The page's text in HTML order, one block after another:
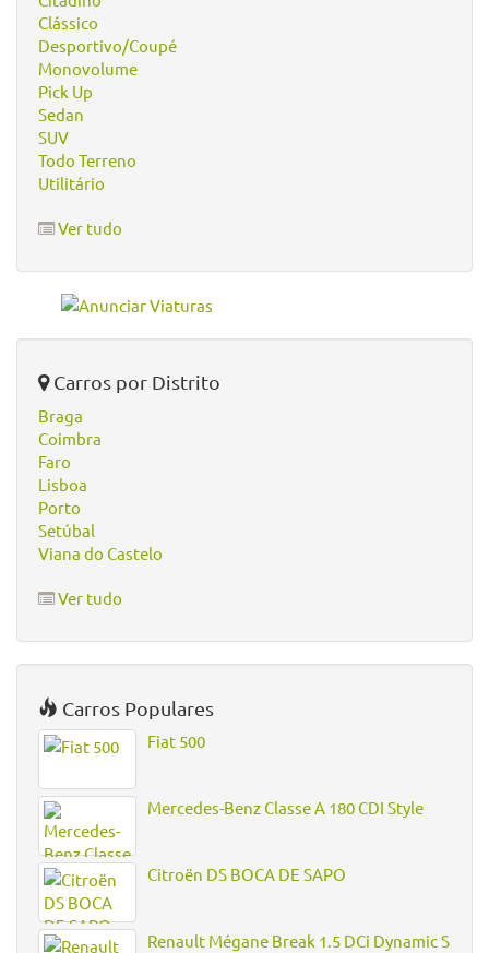
Clássico
Desportivo/Coupé
Monovolume
Pick Up
Sedan
SUV
Todo Terreno
Utilitário
Ver tudo
Carros por Distrito
Braga
Coimbra
Faro
Lisboa
Porto
Setúbal
Viana do Castelo
Ver tudo
Carros Populares
Fiat 500
Mercedes-Benz Classe A 180 CDI Style
Citroën DS BOCA DE SAPO
Renault Mégane Break 1.5 DCi Dynamic S